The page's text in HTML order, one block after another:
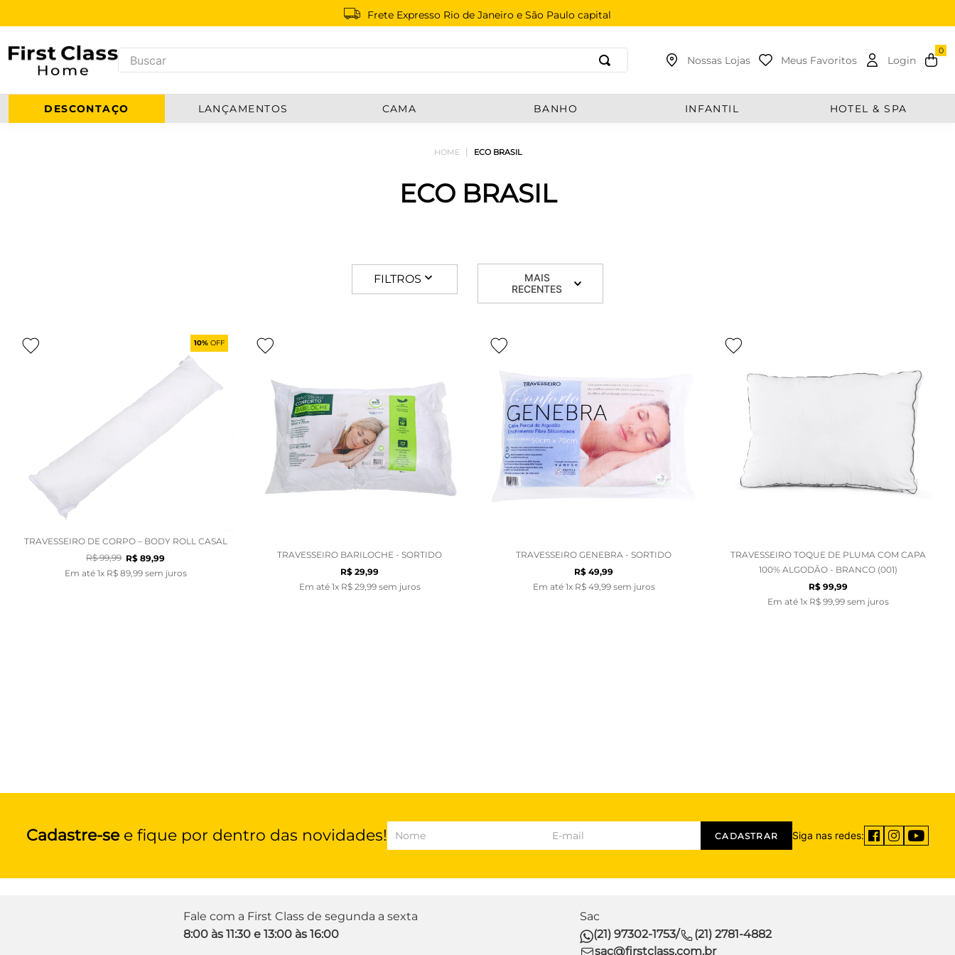
Frete Expresso Rio de Janeiro e São Paulo capital
Buscar
Nossas Lojas Meus Favoritos Login
DESCONTAÇO LANÇAMENTOS CAMA BANHO INFANTIL HOTEL & SPA
ECO BRASIL
ECO BRASIL
FILTROS
MAIS
RECENTES
10%OFF
TRAVESSEIRO DE CORPO – BODY ROLL CASAL
R$ 99,99 R$ 89,99
Em até 1x R$ 89, 99sem juros
TRAVESSEIRO BARILOCHE - SORTIDO
R$ 29,99
Em até 1x R$ 29, 99sem juros
TRAVESSEIRO GENEBRA - SORTIDO
R$ 49,99
Em até 1x R$ 49, 99sem juros
TRAVESSEIRO TOQUE DE PLUMA COM CAPA
100% ALGODÃO - BRANCO (001)
R$ 99,99
Em até 1x R$ 99, 99sem juros
Cadastre-see fique por dentro das novidades! CADASTRAR Siga nas redes:
Fale com a First Class de segunda a sexta
8:00 às 11:30 e 13:00 às 16:00
Sac
(21) 97302-1753/
(21) 2781-4882
sac@firstclass.com.br